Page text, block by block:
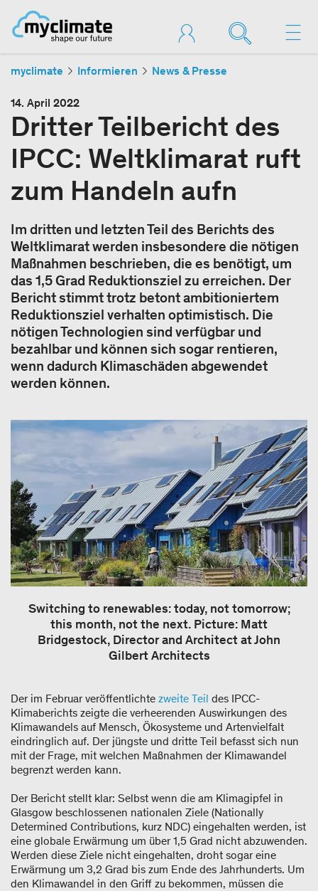
myclimate Informieren News & Presse
14. April 2022
Dritter Teilbericht des
IPCC: Weltklimarat ruft
zum Handeln aufn
Im dritten und letzten Teil des Berichts des
Weltklimarat werden insbesondere die nötigen
Maßnahmen beschrieben, die es benötigt, um
das 1,5 Grad Reduktionsziel zu erreichen. Der
Bericht stimmt trotz betont ambitioniertem
Reduktionsziel verhalten optimistisch. Die
nötigen Technologien sind verfügbar und
bezahlbar und können sich sogar rentieren,
wenn dadurch Klimaschäden abgewendet
werden können.
Switching to renewables: today, not tomorrow;
this month, not the next. Picture: Matt
Bridgestock, Director and Architect at John
Gilbert Architects
Der im Februar veröffentlichte zweite Teil des IPCC-
Klimaberichts zeigte die verheerenden Auswirkungen des
Klimawandels auf Mensch, Ökosysteme und Artenvielfalt
eindringlich auf. Der jüngste und dritte Teil befasst sich nun
mit der Frage, mit welchen Maßnahmen der Klimawandel
begrenzt werden kann.
Der Bericht stellt klar: Selbst wenn die am Klimagipfel in
Glasgow beschlossenen nationalen Ziele (Nationally
Determined Contributions, kurz NDC) eingehalten werden, ist
eine globale Erwärmung um über 1,5 Grad nicht abzuwenden.
Werden diese Ziele nicht eingehalten, droht sogar eine
Erwärmung um 3,2 Grad bis zum Ende des Jahrhunderts. Um
den Klimawandel in den Griff zu bekommen, müssen die